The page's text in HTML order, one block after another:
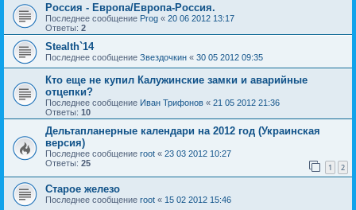
Россия - Европа/Европа-Россия.
Последнее сообщение Prog « 20 06 2012 13:17
Ответы: 2
Stealth`14
Последнее сообщение Звездочкин « 30 05 2012 09:35
Кто еще не купил Калужинские замки и аварийные
отцепки?
Последнее сообщение Иван Трифонов « 21 05 2012 21:36
Ответы: 10
Дельтапланерные календари на 2012 год (Украинская
версия)
Последнее сообщение root « 23 03 2012 10:27
Ответы: 25 1 2
Старое железо
Последнее сообщение root « 15 02 2012 15:46